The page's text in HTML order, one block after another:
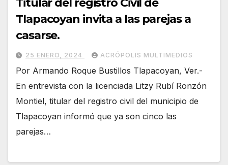
Tlapacoyan invita a las parejas a
casarse.
25 ENERO, 2024 ACRÓPOLIS MULTIMEDIOS
Por Armando Roque Bustillos Tlapacoyan, Ver.-
En entrevista con la licenciada Litzy Rubí Ronzón
Montiel, titular del registro civil del municipio de
Tlapacoyan informó que ya son cinco las
parejas…